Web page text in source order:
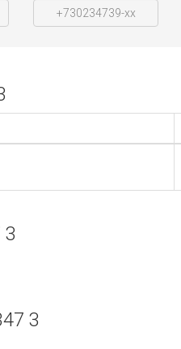
+730234739-xx
3